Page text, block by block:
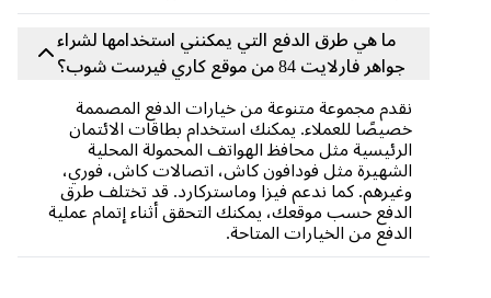
ما هي طرق الدفع التي يمكنني استخدامها لشراء
جواهر فارلايت 84 من موقع كاري فيرست شوب؟
نقدم مجموعة متنوعة من خيارات الدفع المصممة
خصيصًا للعملاء. يمكنك استخدام بطاقات الائتمان
الرئيسية مثل محافظ الهواتف المحمولة المحلية
الشهيرة مثل فودافون كاش، اتصالات كاش، فوري،
وغيرهم. كما ندعم فيزا وماستركارد. قد تختلف طرق
الدفع حسب موقعك، يمكنك التحقق أثناء إتمام عملية
الدفع من الخيارات المتاحة.